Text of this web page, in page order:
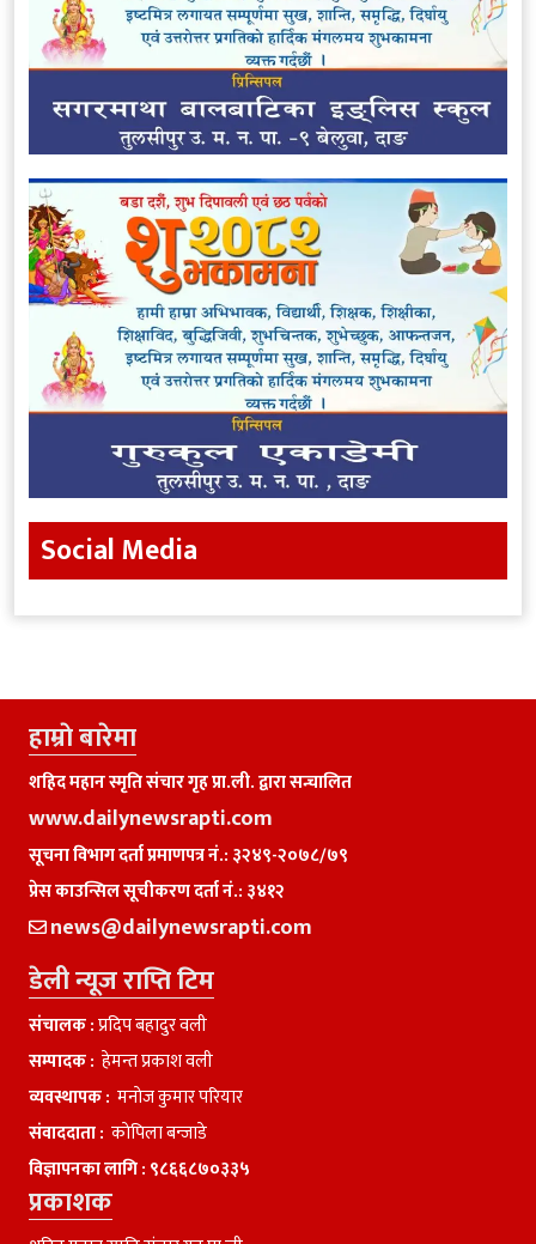
Social Media
हाम्राे बारेमा
शहिद महान स्मृति संचार गृह प्रा.ली. द्वारा सन्चालित
www.dailynewsrapti.com
सूचना विभाग दर्ता प्रमाणपत्र नं.: ३२४९-२०७८/७९
प्रेस काउन्सिल सूचीकरण दर्ता नं.: ३४१२
news@dailynewsrapti.com
डेली न्यूज राप्ति टिम
संचालक :प्रदिप बहादुर वली
सम्पादक : हेमन्त प्रकाश वली
व्यवस्थापक : मनाेज कुमार परियार
संवाददाता : काेपिला बन्जाडे
विज्ञापनका लागि : ९८६६८७०३३५
प्रकाशक